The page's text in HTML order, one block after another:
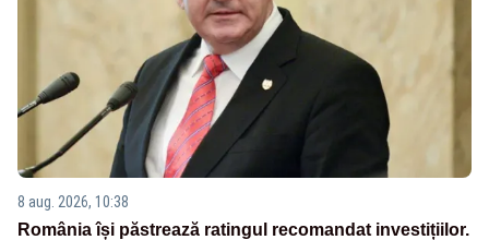
8 aug. 2026, 10:38
România își păstrează ratingul recomandat investițiilor.